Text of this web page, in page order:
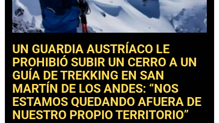
UN GUARDIA AUSTRÍACO LE
PROHIBIÓ SUBIR UN CERRO A UN
GUÍA DE TREKKING EN SAN
MARTÍN DE LOS ANDES: “NOS
ESTAMOS QUEDANDO AFUERA DE
NUESTRO PROPIO TERRITORIO”